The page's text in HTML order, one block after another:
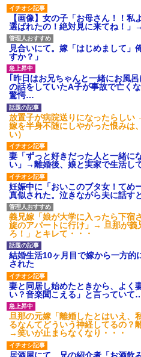
され彼氏が逆切れ。「何クラク
ション鳴らしてんだ！降りてこ
いよ！」と怒鳴りだし...
【衝撃】報酬100万円超の治験
募集がこちらｗｗｗｗｗ(※画像
あり)
【ネット騒然】惨殺されたタ
ワマン頂き女子のこの動画、す
げえええええｗｗｗｗｗｗｗｗ
ｗｗｗ
【愕然】白のクラウン俺氏、
高速道路左車線を制限速度で走
った結果wwwwwwwwwwww
百年の恋12-899 食べた量を
張り合ってくる
【悲報】佐藤輝明・・・２軍
でも盛大にやらかす←あまり悲
しませないでくれ
【画像】女の子「お母さん！！
選ばれたの！絶対見に来てね！」
見合いにて。嫁「はじめまして」
すか？」
｢昨日はお兄ちゃんと一緒にお風
の話をしていたA子が事故で亡く
驚愕…
放置子が病院送りになったらし
嫁を半身不随にしやがった恨みは
い）
妻「ずっと好きだった人と一緒に
い」→離婚後、娘と実家で生活し
妊娠中に「おいこのブタ女！てめ
真似された。泣きながら夫に話す
義兄嫁「娘が大学に入ったら下宿
旋のアパートに行け」→ 旦那が義
ろ！」とキレて・・・
結婚生活10ヶ月目で嫁から一方的
された
妻と同居し始めたときから、よく
い？音楽聞こえる」と言っていて
旦那の元嫁「離婚したとはいえ、
るなんてどういう神経してるの？
→笑いが止まらなくなり・・・
居酒屋にて。兄の紹介者「お酒飲